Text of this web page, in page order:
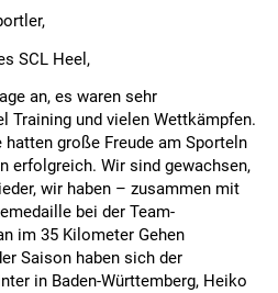
SCL Heel,
an, es waren sehr
Training und vielen Wettkämpfen.
große Freude am Sporteln
erfolgreich. Wir sind gewachsen,
wir haben – zusammen mit
bei der Team-
im 35 Kilometer Gehen
Saison haben sich der
in Baden-Württemberg, Heiko